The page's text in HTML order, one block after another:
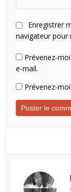
Enregistrer
navigateur pour
Prévenez-
e-mail.
Prévenez-